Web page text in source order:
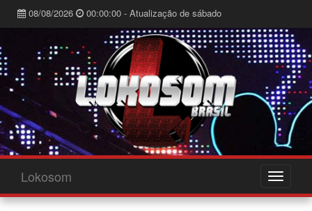
08/08/2026 00:00:00 - Atualização de sábado
Lokosom